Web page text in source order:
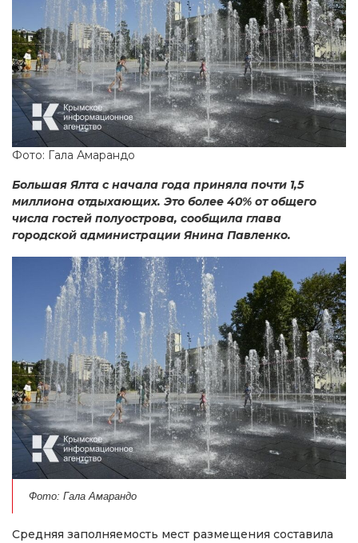
Фото: Гала Амарандо
Большая Ялта с начала года приняла почти 1,5
миллиона отдыхающих. Это более 40% от общего
числа гостей полуострова, сообщила глава
городской администрации Янина Павленко.
Фото: Гала Амарандо
Средняя заполняемость мест размещения составила